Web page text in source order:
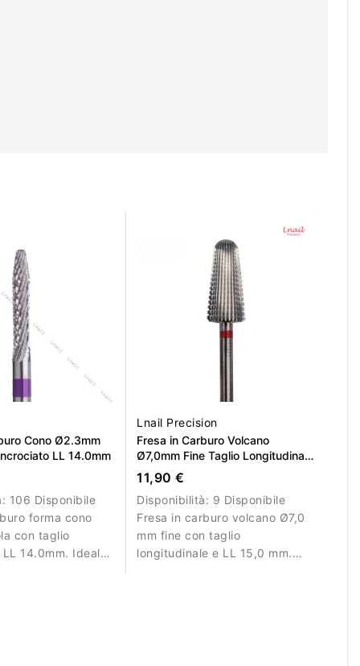
Cono Ø2.3mm
LL 14.0mm
106 Disponibile
forma cono
con taglio
14.0mm. Ideale
Lnail Precision
Fresa in Carburo Volcano
Ø7,0mm Fine Taglio Longitudinale
LL 15,0mm L/R
11,90 €
Disponibilità: 9 Disponibile
Fresa in carburo volcano Ø7,0
mm fine con taglio
longitudinale e LL 15,0 mm.